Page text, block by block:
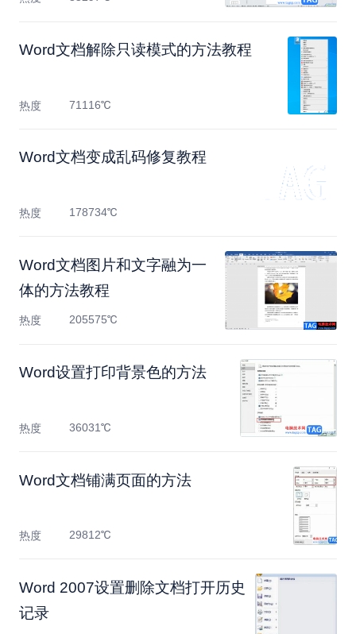
Word文档解除只读模式的方法教程
热度 71116℃
Word文档变成乱码修复教程
热度 178734℃
Word文档图片和文字融为一
体的方法教程
热度 205575℃
Word设置打印背景色的方法
热度 36031℃
Word文档铺满页面的方法
热度 29812℃
Word 2007设置删除文档打开历史
记录